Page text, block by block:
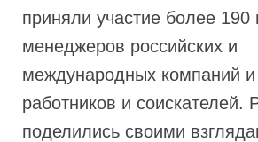
приняли участие более
менеджеров российских и
международных компаний
работников и соискателей.
поделились своими